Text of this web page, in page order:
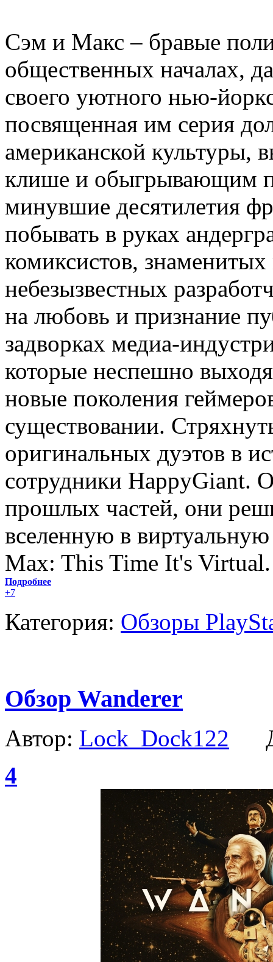
Сэм и Макс – бравые
общественных началах,
своего уютного нью-
посвященная им серия
американской
клише и обыгрывающим
минувшие десятилетия
побывать в руках
комиксистов,
небезызвестных
на любовь и признание
задворках медиа-
которые неспешно
новые поколения
существовании.
оригинальных дуэтов в
сотрудники HappyGiant.
прошлых частей, они
вселенную в
Max: This Time It's Virtual.
Подробнее
+7
Категория: Обзоры
Обзор Wanderer
Автор: Lock_Dock122
4